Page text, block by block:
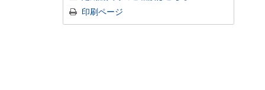
印刷ページ